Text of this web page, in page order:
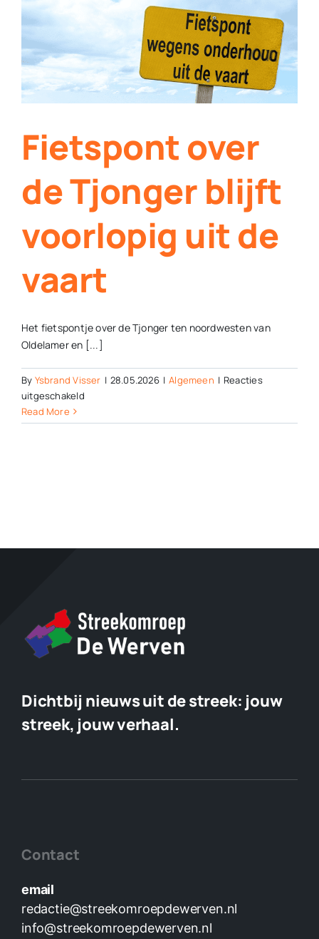
Contact
Plaats je eigen nieuws
Fietspont over
de Tjonger blijft
voorlopig uit de
vaart
Het fietspontje over de Tjonger ten noordwesten van
Oldelamer en [...]
By Ysbrand Visser | 28.05.2026 | Algemeen | Reacties
uitgeschakeldvoor
over
Read More
Dichtbij nieuws uit de streek: jouw
streek, jouw verhaal.
Contact
email
redactie@streekomroepdewerven.nl
info@streekomroepdewerven.nl